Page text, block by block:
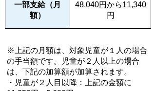
一部支給（月
額）
48,040円から11,340
円
※上記の月額は、対象児童が１人の場合
の手当額です。児童が２人以上の場合
は、下記の加算額が加算されます。
・児童が２人目以降：上記の金額に